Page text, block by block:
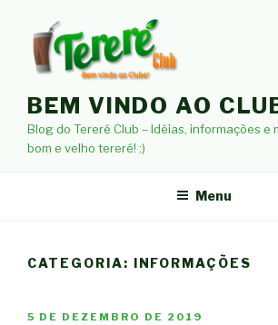
conteúdo
BEM VINDO AO
Blog do Tereré Club – Idéias, informações e
bom e velho tereré! :)
Menu
CATEGORIA: INFORMAÇÕES
PUBLICADO
5 DE DEZEMBRO DE 2019